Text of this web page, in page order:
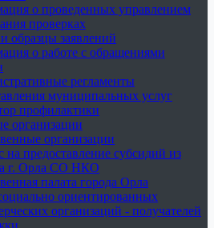
о проведенных управлением
проверках
образцы заявлений
о работе с обращениями
регламенты
муниципальных услуг
профилактики
организации
организации
на предоставление субсидий из
г. Орла СО НКО
палата города Орла
ориентированных
организаций - получателей